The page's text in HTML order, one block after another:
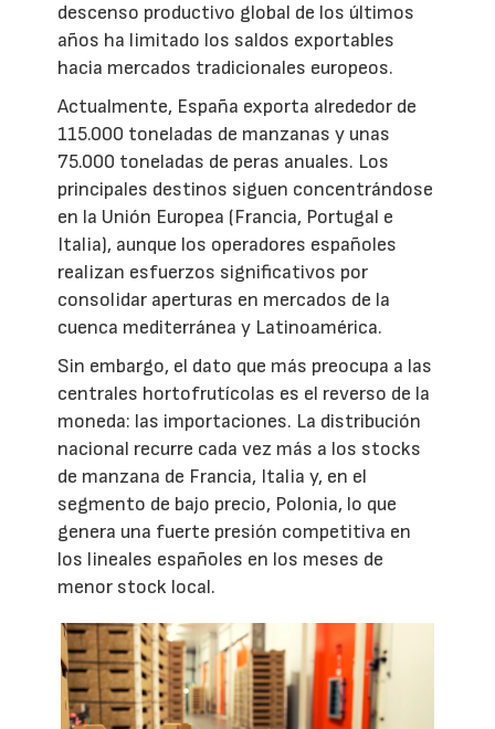
descenso productivo global de los últimos
años ha limitado los saldos exportables
hacia mercados tradicionales europeos.
Actualmente, España exporta alrededor de
115.000 toneladas de manzanas y unas
75.000 toneladas de peras anuales. Los
principales destinos siguen concentrándose
en la Unión Europea (Francia, Portugal e
Italia), aunque los operadores españoles
realizan esfuerzos significativos por
consolidar aperturas en mercados de la
cuenca mediterránea y Latinoamérica.
Sin embargo, el dato que más preocupa a las
centrales hortofrutícolas es el reverso de la
moneda: las importaciones. La distribución
nacional recurre cada vez más a los stocks
de manzana de Francia, Italia y, en el
segmento de bajo precio, Polonia, lo que
genera una fuerte presión competitiva en
los lineales españoles en los meses de
menor stock local.